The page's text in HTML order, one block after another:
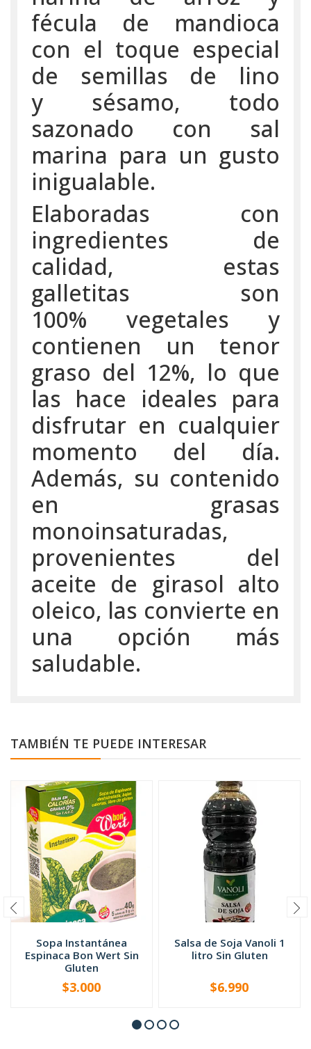
fécula de mandioca
con el toque especial
de semillas de lino
y sésamo, todo
sazonado con sal
marina para un gusto
inigualable.
Elaboradas con
ingredientes de
calidad, estas
galletitas son
100% vegetales y
contienen un tenor
graso del 12%, lo que
las hace ideales para
disfrutar en cualquier
momento del día.
Además, su contenido
en grasas
monoinsaturadas,
provenientes del
aceite de girasol alto
oleico, las convierte en
una opción más
saludable.
TAMBIÉN TE PUEDE INTERESAR
Sopa Instantánea
Espinaca Bon Wert Sin
Gluten
+
$3.000
Salsa de Soja Vanoli 1
litro Sin Gluten
+
$6.990